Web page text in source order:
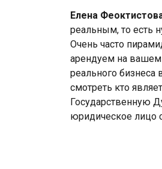
Елена
реальным, то есть
Очень часто
арендуем на вашем
реального бизнеса
смотреть кто
Государственную
юридическое лицо